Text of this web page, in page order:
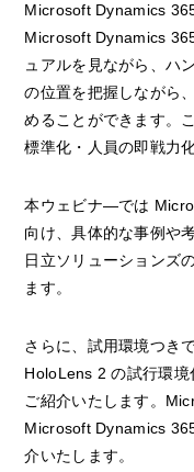
Microsoft Dynamics
Microsoft Dynamics
ュアルを見ながら、ハ
の位置を把握しながら
めることができます。
標準化・人員の即戦力
本ウェビナ―では
向け、具体的な事例や
日立ソリューションズ
ます。
さらに、試用環境つき
HoloLens 2 の試行環
ご紹介いたします。
Microsoft Dynamics
介いたします。